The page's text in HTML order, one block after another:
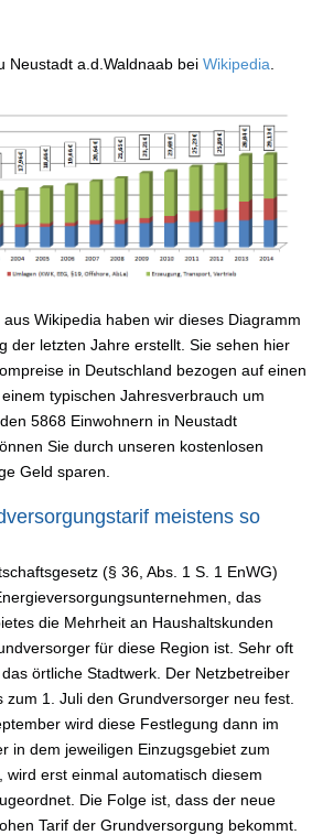
Neustadt a.d.Waldnaab bei Wikipedia
Wikipedia haben wir dieses Diagramm
der letzten Jahre erstellt. Sie sehen hier
in Deutschland bezogen auf einen
typischen Jahresverbrauch um
5868 Einwohnern in Neustadt
Sie durch unseren kostenlosen
Geld sparen.
meistens so
(§ 36, Abs. 1 S. 1 EnWG)
das
die Mehrheit an Haushaltskunden
für diese Region ist. Sehr oft
örtliche Stadtwerk. Der Netzbetreiber
zum 1. Juli den Grundversorger neu fest.
wird diese Festlegung dann im
in dem jeweiligen Einzugsgebiet zum
wird erst einmal automatisch diesem
Die Folge ist, dass der neue
Tarif der Grundversorgung bekommt.